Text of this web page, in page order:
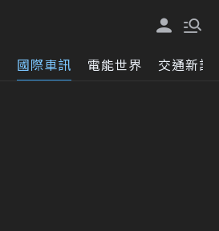
國際車訊 電能世界 交通新訊